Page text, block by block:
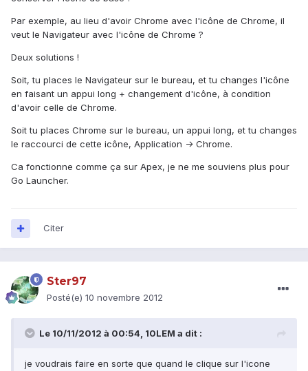
Par exemple, au lieu d'avoir Chrome avec l'icône de Chrome, il
veut le Navigateur avec l'icône de Chrome ?
Deux solutions !
Soit, tu places le Navigateur sur le bureau, et tu changes l'icône
en faisant un appui long + changement d'icône, à condition
d'avoir celle de Chrome.
Soit tu places Chrome sur le bureau, un appui long, et tu changes
le raccourci de cette icône, Application -> Chrome.
Ca fonctionne comme ça sur Apex, je ne me souviens plus pour
Go Launcher.
Citer
Ster97
Posté(e) 10 novembre 2012
Le 10/11/2012 à 00:54, 10LEM a dit :
je voudrais faire en sorte que quand le clique sur l'icone